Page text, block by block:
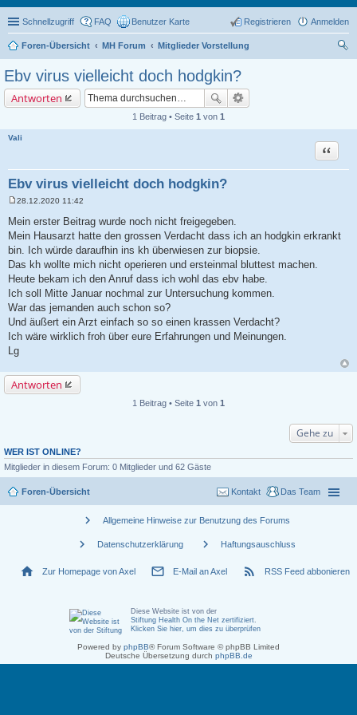
Schnellzugriff FAQ Benutzer Karte Anmelden
Registrieren
Foren-Übersicht MH Forum
Mitglieder Vorstellung
Ebv virus vielleicht doch hodgkin?
Antworten
1 Beitrag • Seite 1 von 1
Vali
Ebv virus vielleicht doch hodgkin?
Zitat
i
t
a
g
28.12.2020 11:42
Mein erster Beitrag wurde noch nicht freigegeben.
Mein Hausarzt hatte den grossen Verdacht dass ich an hodgkin erkrankt
bin. Ich würde daraufhin ins kh überwiesen zur biopsie.
Das kh wollte mich nicht operieren und ersteinmal bluttest machen.
Heute bekam ich den Anruf dass ich wohl das ebv habe.
Ich soll Mitte Januar nochmal zur Untersuchung kommen.
War das jemanden auch schon so?
Und äußert ein Arzt einfach so so einen krassen Verdacht?
Ich wäre wirklich froh über eure Erfahrungen und Meinungen.
Lg
Antworten
1 Beitrag • Seite 1 von 1
Gehe zu
WER IST ONLINE?
Mitglieder in diesem Forum: 0 Mitglieder und 62 Gäste
Foren-Übersicht Das Team
Kontakt
chevron_right Allgemeine Hinweise zur Benutzung des Forums
chevron_right Datenschutzerklärung chevron_right Haftungsauschluss
home Zur Homepage von Axel mail_outline E-Mail an Axel rss_feed RSS Feed abbonieren
Diese Website ist von der
Stiftung Health On the Net zertifiziert
Klicken Sie hier, um dies zu überprüfen
Powered by phpBB® Forum Software © phpBB Limited
Deutsche Übersetzung durch phpBB.de